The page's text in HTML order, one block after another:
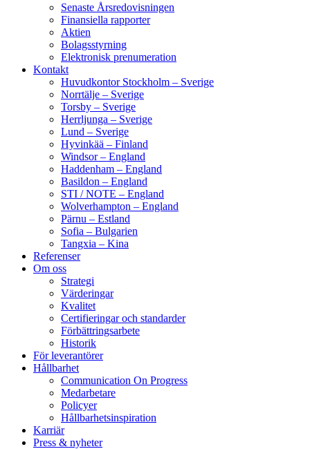
Senaste Årsredovisningen
Finansiella rapporter
Aktien
Bolagsstyrning
Elektronisk prenumeration
Kontakt
Huvudkontor Stockholm – Sverige
Norrtälje – Sverige
Torsby – Sverige
Herrljunga – Sverige
Lund – Sverige
Hyvinkää – Finland
Windsor – England
Haddenham – England
Basildon – England
STI / NOTE – England
Wolverhampton – England
Pärnu – Estland
Sofia – Bulgarien
Tangxia – Kina
Referenser
Om oss
Strategi
Värderingar
Kvalitet
Certifieringar och standarder
Förbättringsarbete
Historik
För leverantörer
Hållbarhet
Communication On Progress
Medarbetare
Policyer
Hållbarhetsinspiration
Karriär
Press & nyheter